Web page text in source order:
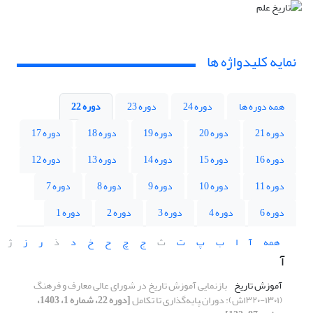
نمایه کلیدواژه ها
همه دوره ها دوره 24 دوره 23
دوره 22
دوره 21
دوره 20 دوره 19 دوره 18
دوره 17
دوره 16
دوره 15 دوره 14 دوره 13
دوره 12
دوره 11
دوره 10 دوره 9 دوره 8
دوره 7
دوره 6
دوره 4 دوره 3 دوره 2
دوره 1
همه
آ ا ب پ ت ث ج چ ح خ د ذ ر ز ژ
آ
آموزش تاریخ بازنمایی آموزش تاریخ در شورای عالی معارف و فرهنگ
(۱۳۰۱-۱۳۲۰ش): دوران ‍پایه‌گذاری تا تکامل [دوره 22، شماره 1، 1403،